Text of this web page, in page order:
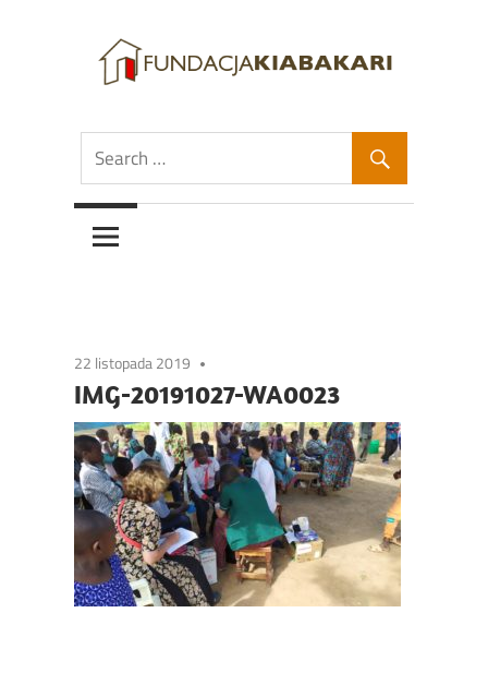
content
Fundacja
Kiabakari
Kiabakari
22 listopada 2019
IMG-20191027-WA0023